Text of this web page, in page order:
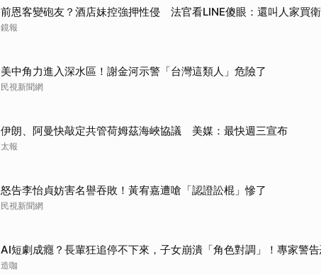
前恩客變砲友？酒店妹控強押性侵 法官看LINE傻眼：還叫人家買
鏡報
美中角力進入深水區！謝金河示警「台灣這類人」危險了
民視新聞網
伊朗、阿曼快敲定共管荷姆茲海峽協議 美媒：最快週三宣布
太報
怒告李怡貞妨害名譽吞敗！黃宥嘉遭嗆「認證訟棍」慘了
民視新聞網
AI短劇成癮？長輩狂追停不下來，子女崩潰「角色對調」！專家警
造咖